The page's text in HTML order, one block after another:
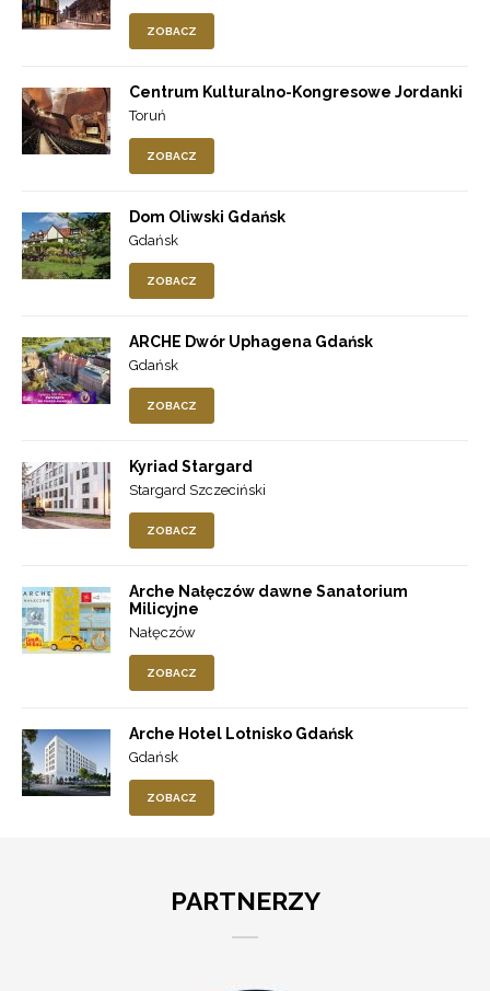
ZOBACZ
Centrum Kulturalno-Kongresowe Jordanki
Toruń
ZOBACZ
Dom Oliwski Gdańsk
Gdańsk
ZOBACZ
ARCHE Dwór Uphagena Gdańsk
Gdańsk
ZOBACZ
Kyriad Stargard
Stargard Szczeciński
ZOBACZ
Arche Nałęczów dawne Sanatorium
Milicyjne
Nałęczów
ZOBACZ
Arche Hotel Lotnisko Gdańsk
Gdańsk
ZOBACZ
PARTNERZY